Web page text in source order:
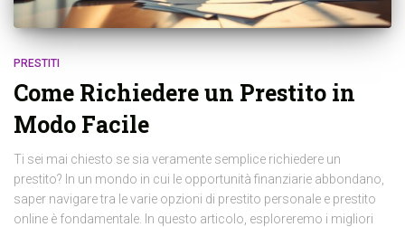
PRESTITI
Come Richiedere un Prestito in
Modo Facile
Ti sei mai chiesto se sia veramente semplice richiedere un
prestito? In un mondo in cui le opportunità finanziarie abbondano,
saper navigare tra le varie opzioni di prestito personale e prestito
online è fondamentale. In questo articolo, esploreremo i migliori